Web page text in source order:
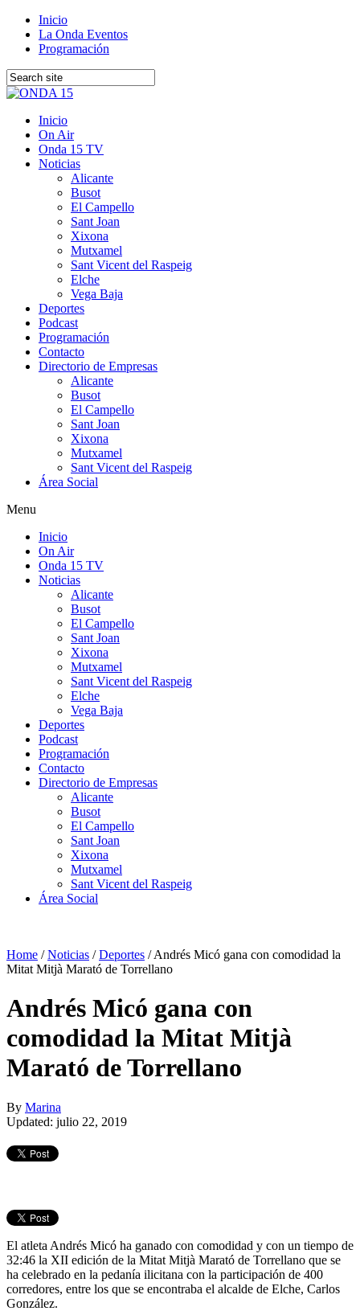
Inicio
La Onda Eventos
Programación
Inicio
On Air
Onda 15 TV
Noticias
Alicante
Busot
El Campello
Sant Joan
Xixona
Mutxamel
Sant Vicent del Raspeig
Elche
Vega Baja
Deportes
Podcast
Programación
Contacto
Directorio de Empresas
Alicante
Busot
El Campello
Sant Joan
Xixona
Mutxamel
Sant Vicent del Raspeig
Área Social
Menu
Inicio
On Air
Onda 15 TV
Noticias
Alicante
Busot
El Campello
Sant Joan
Xixona
Mutxamel
Sant Vicent del Raspeig
Elche
Vega Baja
Deportes
Podcast
Programación
Contacto
Directorio de Empresas
Alicante
Busot
El Campello
Sant Joan
Xixona
Mutxamel
Sant Vicent del Raspeig
Área Social
Home /Noticias /Deportes /Andrés Micó gana con comodidad la
Mitat Mitjà Marató de Torrellano
Andrés Micó gana con
comodidad la Mitat Mitjà
Marató de Torrellano
By Marina
Updated: julio 22, 2019
El atleta Andrés Micó ha ganado con comodidad y con un tiempo de
32:46 la XII edición de la Mitat Mitjà Marató de Torrellano que se
ha celebrado en la pedanía ilicitana con la participación de 400
corredores, entre los que se encontraba el alcalde de Elche, Carlos
González.